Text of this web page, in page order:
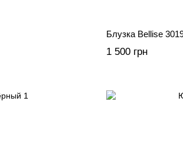
Блузка Bellise
1 500 грн